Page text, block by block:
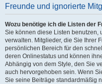
Freunde und ignorierte
Wozu benötige ich die Listen der
Sie können diese Listen benutzen,
verwalten. Mitglieder, die Sie Ihrer
persönlichen Bereich für den
deren Onlinestatus und können
Abhängig von dem Style, den Sie
auch hervorgehoben sein. Wenn
Sie seine Beiträge standardmäßig